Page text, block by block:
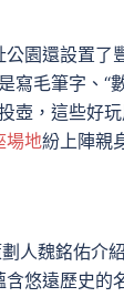
園還設置了
寫毛筆字、“
壺，這些好
場地紛上陣親
人魏銘佑介
含悠遠歷史的